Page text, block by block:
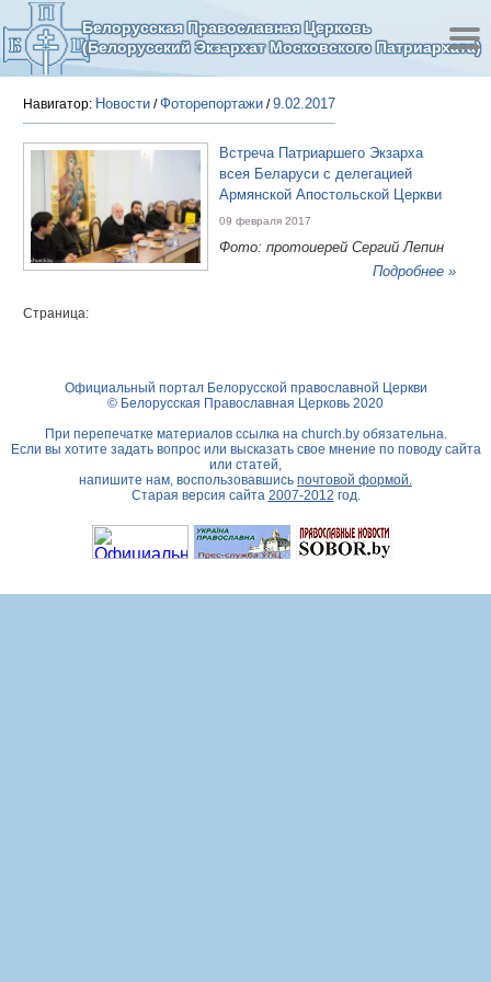
Белорусская Православная Церковь
(Белорусский Экзархат Московского Патриархата)
Навигатор: Новости /Фоторепортажи /9.02.2017
Встреча Патриаршего Экзарха
всея Беларуси с делегацией
Армянской Апостольской Церкви
09 февраля 2017
Фото: протоиерей Сергий Лепин
Подробнее »
Страница:
Официальный портал Белорусской православной Церкви
© Белорусская Православная Церковь 2020
При перепечатке материалов ссылка на church.byобязательна.
Если вы хотите задать вопрос или высказать свое мнение по поводу сайта
или статей,
напишите нам, воспользовавшись почтовой формой.
Старая версия сайта 2007-2012 год.